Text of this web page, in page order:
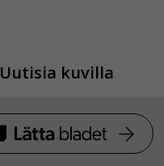
Uutisia kuvilla